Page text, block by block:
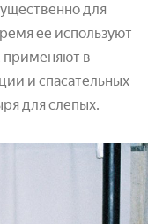
для
ее используют
применяют в
и спасательных
для слепых.